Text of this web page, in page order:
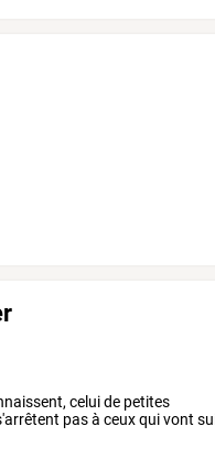
celui de petites
pas à ceux qui vont